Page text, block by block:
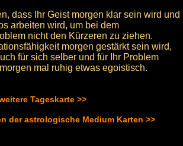
dass Ihr Geist morgen klar sein wird und
arbeiten wird, um bei dem
nicht den Kürzeren zu ziehen.
morgen gestärkt sein wird,
für sich selber und für Ihr Problem
mal ruhig etwas egoistisch.
Tageskarte >>
der astrologische Medium Karten >>